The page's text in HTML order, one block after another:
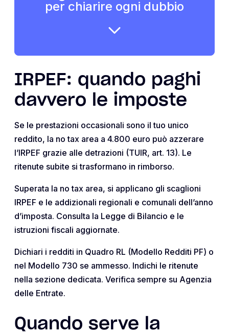
per chiarire ogni dubbio
IRPEF: quando paghi
davvero le imposte
Se le prestazioni occasionali sono il tuo unico
reddito, la no tax area a 4.800 euro può azzerare
l’IRPEF grazie alle detrazioni (TUIR, art. 13). Le
ritenute subite si trasformano in rimborso.
Superata la no tax area, si applicano gli scaglioni
IRPEF e le addizionali regionali e comunali dell’anno
d’imposta. Consulta la Legge di Bilancio e le
istruzioni fiscali aggiornate.
Dichiari i redditi in Quadro RL (Modello Redditi PF) o
nel Modello 730 se ammesso. Indichi le ritenute
nella sezione dedicata. Verifica sempre su Agenzia
delle Entrate.
Quando serve la